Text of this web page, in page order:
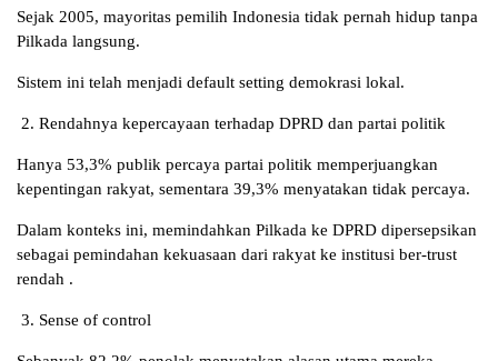
Sejak 2005, mayoritas pemilih Indonesia tidak pernah hidup tanpa
Pilkada langsung.
Sistem ini telah menjadi default setting demokrasi lokal.
2. Rendahnya kepercayaan terhadap DPRD dan partai politik
Hanya 53,3% publik percaya partai politik memperjuangkan
kepentingan rakyat, sementara 39,3% menyatakan tidak percaya.
Dalam konteks ini, memindahkan Pilkada ke DPRD dipersepsikan
sebagai pemindahan kekuasaan dari rakyat ke institusi ber-trust
rendah .
3. Sense of control